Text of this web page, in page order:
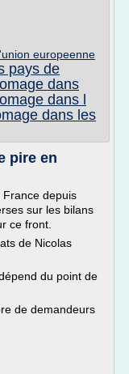
europeenne
pays de
dans
dans l
dans les
pire en
depuis
sur les bilans
ce front.
de Nicolas
du point de
de demandeurs